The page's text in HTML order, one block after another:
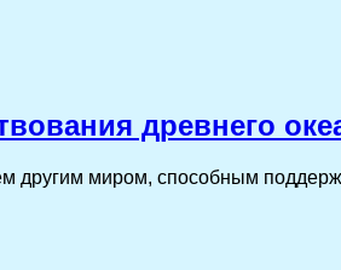
древнего
другим миром, способным